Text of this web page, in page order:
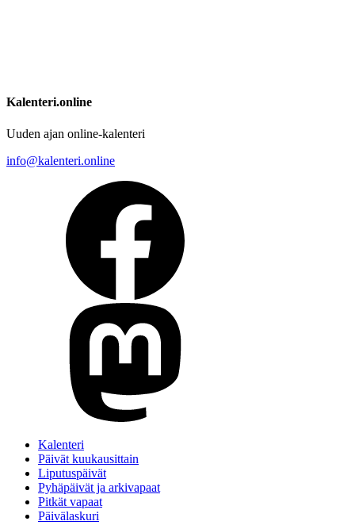
Kalenteri.online
Uuden ajan online-kalenteri
info@kalenteri.online
Kalenteri
Päivät kuukausittain
Liputuspäivät
Pyhäpäivät ja arkivapaat
Pitkät vapaat
Päivälaskuri